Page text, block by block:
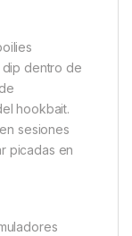
dip dentro de
hookbait.
sesiones
picadas en